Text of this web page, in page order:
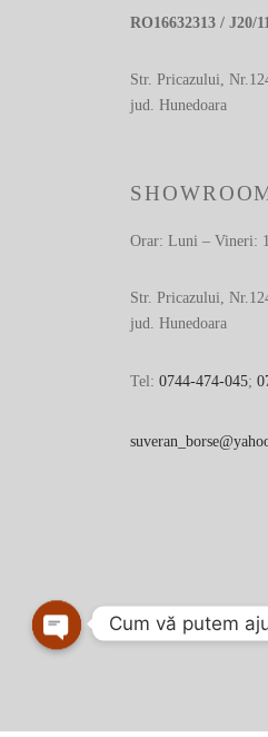
RO16632313 / J20/
Str. Pricazului,
jud. Hunedoara
Orar: Luni – Vineri:
Str. Pricazului,
jud. Hunedoara
Tel: 0744-474-045;
Cum vă putem
Open